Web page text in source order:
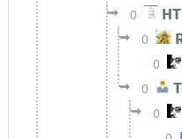
0
0
0
0
0